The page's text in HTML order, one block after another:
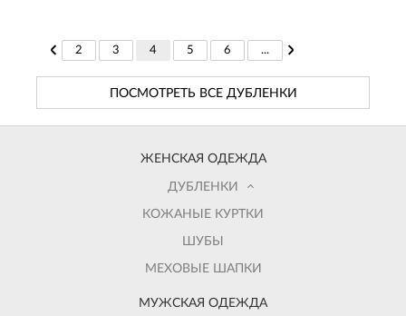
2 3 4 5 6 ...
ПОСМОТРЕТЬ ВСЕ ДУБЛЕНКИ
ЖЕНСКАЯ ОДЕЖДА
ДУБЛЕНКИ
КОЖАНЫЕ КУРТКИ
ШУБЫ
МЕХОВЫЕ ШАПКИ
МУЖСКАЯ ОДЕЖДА